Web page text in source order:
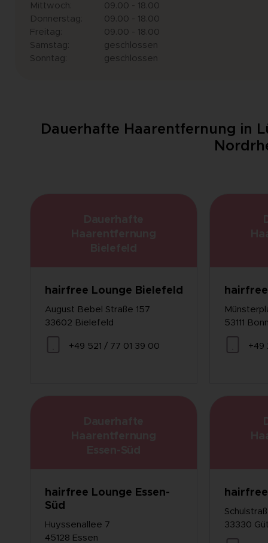
Mittwoch:
09.00 - 18.00
Donnerstag:
09.00 - 18.00
Freitag:
09.00 - 18.00
Samstag:
geschlossen
Sonntag:
geschlossen
Dauerhafte Haarentfernung in
hairfree Lounge Bielefeld
August Bebel Straße 157
33602 Bielefeld
+49 521 / 77 01 39 00
53111
+49
hairfree Lounge Essen-
Süd
Huyssenallee 7
45128 Essen
33330